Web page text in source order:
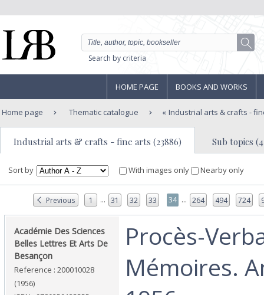
Search by criteria
HOME PAGE BOOKS AND WORKS
Home page Thematic catalogue Industrial arts & crafts -
Industrial arts & crafts - fine arts (23886) Sub topics
Sort by With images only Nearby only
Previous 1 ... 31 32 33 34 ... 264 494 724
‎Académie Des Sciences
Belles Lettres Et Arts De
Besançon‎
Reference : 200010028
(1956)
‎Procès-
Mémoires.